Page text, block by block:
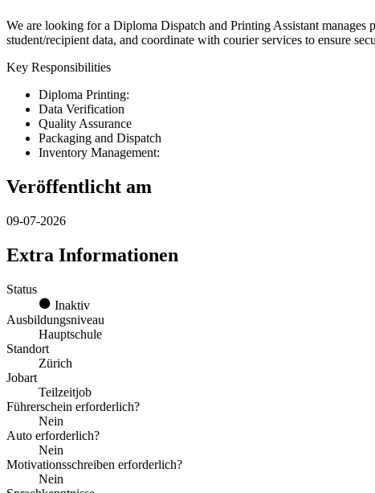
We are looking for a Diploma Dispatch and Printing Assistant
student/recipient data, and coordinate with courier services to ensure
Key Responsibilities
Diploma Printing:
Data Verification
Quality Assurance
Packaging and Dispatch
Inventory Management:
Veröffentlicht am
09-07-2026
Extra Informationen
Status
Inaktiv
Ausbildungsniveau
Hauptschule
Standort
Zürich
Jobart
Teilzeitjob
Führerschein erforderlich?
Nein
Auto erforderlich?
Nein
Motivationsschreiben erforderlich?
Nein